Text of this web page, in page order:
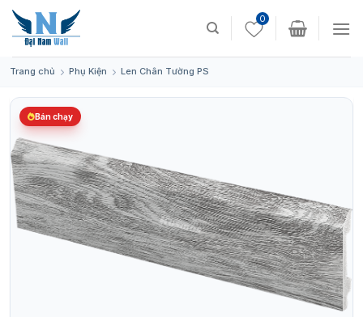
Skip
content
0
Trang chủ Phụ Kiện Len Chân Tường PS
Bán chạy